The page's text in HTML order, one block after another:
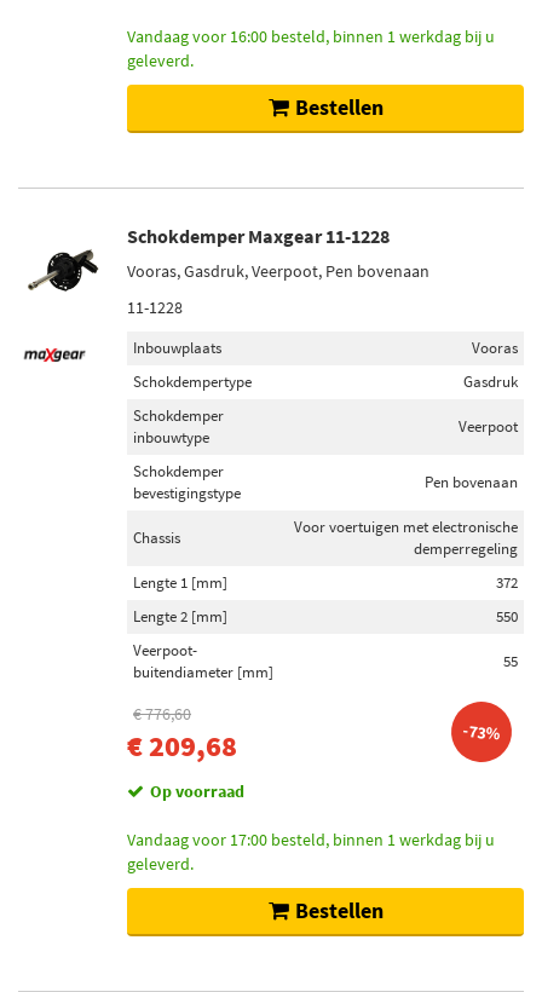
Vandaag voor 16:00 besteld, binnen 1 werkdag bij u
geleverd.
Bestellen
Schokdemper Maxgear 11-1228
Vooras, Gasdruk, Veerpoot, Pen bovenaan
11-1228
Inbouwplaats
Vooras
Schokdempertype
Gasdruk
Schokdemper
inbouwtype
Veerpoot
Schokdemper
bevestigingstype
Pen bovenaan
Chassis
Voor voertuigen met electronische
demperregeling
Lengte 1 [mm]
372
Lengte 2 [mm]
550
Veerpoot-
buitendiameter [mm]
55
€ 776,60
€ 209,68 -73%
Op voorraad
Vandaag voor 17:00 besteld, binnen 1 werkdag bij u
geleverd.
Bestellen